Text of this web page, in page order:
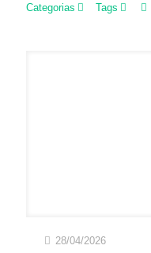
Categorias Tags
28/04/2026